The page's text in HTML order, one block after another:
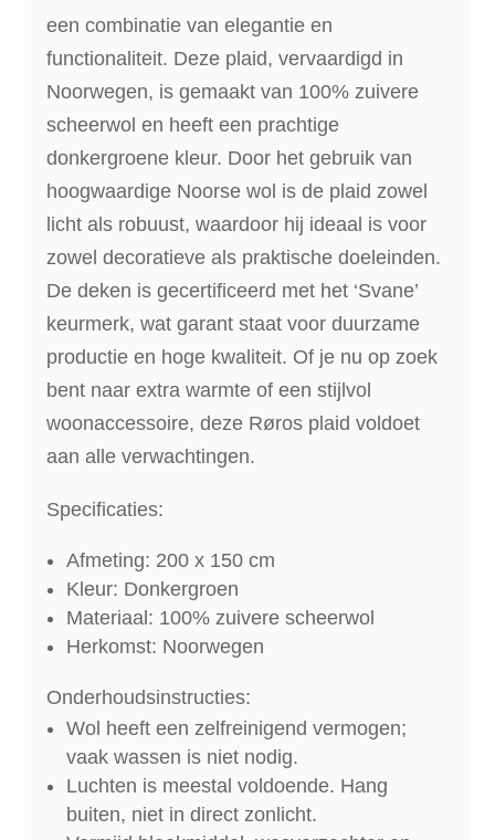
een combinatie van elegantie en
functionaliteit. Deze plaid, vervaardigd in
Noorwegen, is gemaakt van 100% zuivere
scheerwol en heeft een prachtige
donkergroene kleur. Door het gebruik van
hoogwaardige Noorse wol is de plaid zowel
licht als robuust, waardoor hij ideaal is voor
zowel decoratieve als praktische doeleinden.
De deken is gecertificeerd met het ‘Svane’
keurmerk, wat garant staat voor duurzame
productie en hoge kwaliteit. Of je nu op zoek
bent naar extra warmte of een stijlvol
woonaccessoire, deze Røros plaid voldoet
aan alle verwachtingen.
Specificaties:
Afmeting: 200 x 150 cm
Kleur: Donkergroen
Materiaal: 100% zuivere scheerwol
Herkomst: Noorwegen
Onderhoudsinstructies:
Wol heeft een zelfreinigend vermogen;
vaak wassen is niet nodig.
Luchten is meestal voldoende. Hang
buiten, niet in direct zonlicht.